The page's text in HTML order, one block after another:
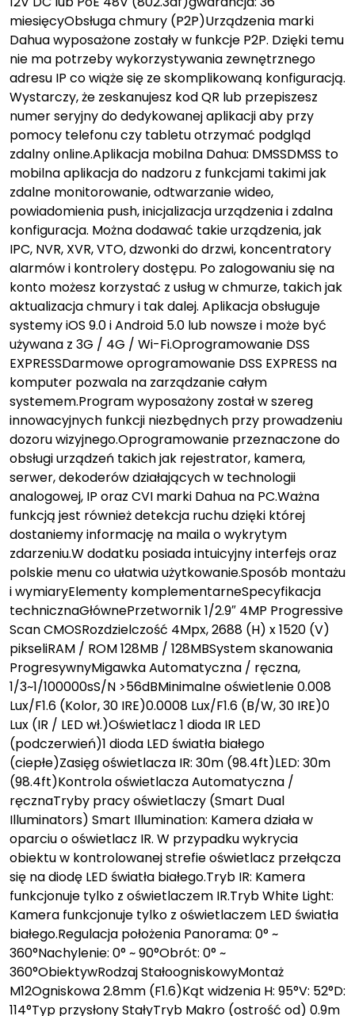
miesięcyObsługa chmury (P2P)Urządzenia marki
Dahua wyposażone zostały w funkcje P2P. Dzięki temu
nie ma potrzeby wykorzystywania zewnętrznego
adresu IP co wiąże się ze skomplikowaną konfiguracją.
Wystarczy, że zeskanujesz kod QR lub przepiszesz
numer seryjny do dedykowanej aplikacji aby przy
pomocy telefonu czy tabletu otrzymać podgląd
zdalny online.Aplikacja mobilna Dahua: DMSSDMSS to
mobilna aplikacja do nadzoru z funkcjami takimi jak
zdalne monitorowanie, odtwarzanie wideo,
powiadomienia push, inicjalizacja urządzenia i zdalna
konfiguracja. Można dodawać takie urządzenia, jak
IPC, NVR, XVR, VTO, dzwonki do drzwi, koncentratory
alarmów i kontrolery dostępu. Po zalogowaniu się na
konto możesz korzystać z usług w chmurze, takich jak
aktualizacja chmury i tak dalej. Aplikacja obsługuje
systemy iOS 9.0 i Android 5.0 lub nowsze i może być
używana z 3G / 4G / Wi-Fi.Oprogramowanie DSS
EXPRESSDarmowe oprogramowanie DSS EXPRESS na
komputer pozwala na zarządzanie całym
systemem.Program wyposażony został w szereg
innowacyjnych funkcji niezbędnych przy prowadzeniu
dozoru wizyjnego.Oprogramowanie przeznaczone do
obsługi urządzeń takich jak rejestrator, kamera,
serwer, dekoderów działających w technologii
analogowej, IP oraz CVI marki Dahua na PC.Ważna
funkcją jest również detekcja ruchu dzięki której
dostaniemy informację na maila o wykrytym
zdarzeniu.W dodatku posiada intuicyjny interfejs oraz
polskie menu co ułatwia użytkowanie.Sposób montażu
i wymiaryElementy komplementarneSpecyfikacja
technicznaGłównePrzetwornik 1/2.9″ 4MP Progressive
Scan CMOSRozdzielczość 4Mpx, 2688 (H) x 1520 (V)
pikseliRAM / ROM 128MB / 128MBSystem skanowania
ProgresywnyMigawka Automatyczna / ręczna,
1/3~1/100000sS/N >56dBMinimalne oświetlenie 0.008
Lux/F1.6 (Kolor, 30 IRE)0.0008 Lux/F1.6 (B/W, 30 IRE)0
Lux (IR / LED wł.)Oświetlacz 1 dioda IR LED
(podczerwień)1 dioda LED światła białego
(ciepłe)Zasięg oświetlacza IR: 30m (98.4ft)LED: 30m
(98.4ft)Kontrola oświetlacza Automatyczna /
ręcznaTryby pracy oświetlaczy (Smart Dual
Illuminators) Smart Illumination: Kamera działa w
oparciu o oświetlacz IR. W przypadku wykrycia
obiektu w kontrolowanej strefie oświetlacz przełącza
się na diodę LED światła białego.Tryb IR: Kamera
funkcjonuje tylko z oświetlaczem IR.Tryb White Light:
Kamera funkcjonuje tylko z oświetlaczem LED światła
białego.Regulacja położenia Panorama: 0° ~
360°Nachylenie: 0° ~ 90°Obrót: 0° ~
360°ObiektywRodzaj StałoogniskowyMontaż
M12Ogniskowa 2.8mm (F1.6)Kąt widzenia H: 95°V: 52°D:
114°Typ przysłony StałyTryb Makro (ostrość od) 0.9m